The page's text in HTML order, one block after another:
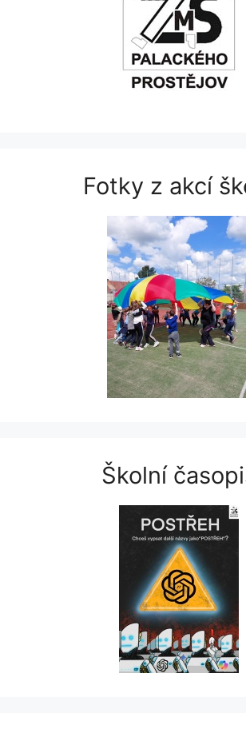
Fotky z akcí
Školní